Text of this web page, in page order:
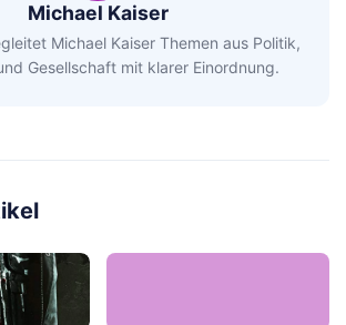
Michael Kaiser
Michael Kaiser Themen aus Politik,
Gesellschaft mit klarer Einordnung.